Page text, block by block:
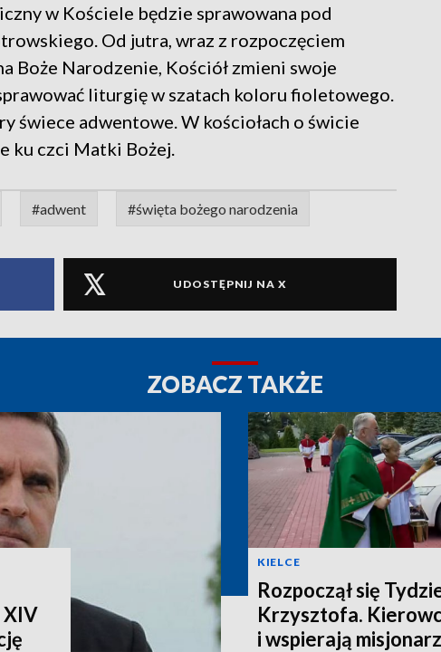
w Kościele będzie sprawowana pod
Od jutra, wraz z rozpoczęciem
Boże Narodzenie, Kościół zmieni swoje
liturgię w szatach koloru fioletowego.
świece adwentowe. W kościołach o świcie
ku czci Matki Bożej.
#adwent #święta bożego narodzenia
UDOSTĘPNIJ NA X
ZOBACZ TAKŻE
XIV
KIELCE
Rozpoczął się
Krzysztofa.
i wspierają